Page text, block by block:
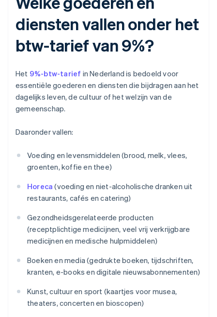
diensten vallen onder het
btw-tarief van 9%?
Het 9%-btw-tarief in Nederland is bedoeld voor
essentiële goederen en diensten die bijdragen aan het
dagelijks leven, de cultuur of het welzijn van de
gemeenschap.
Daaronder vallen:
Voeding en levensmiddelen (brood, melk, vlees,
groenten, koffie en thee)
Horeca (voeding en niet-alcoholische dranken uit
restaurants, cafés en catering)
Gezondheidsgerelateerde producten
(receptplichtige medicijnen, veel vrij verkrijgbare
medicijnen en medische hulpmiddelen)
Boeken en media (gedrukte boeken, tijdschriften,
kranten, e-books en digitale nieuwsabonnementen)
Kunst, cultuur en sport (kaartjes voor musea,
theaters, concerten en bioscopen)